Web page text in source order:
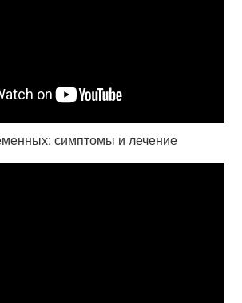
симптомы и лечение